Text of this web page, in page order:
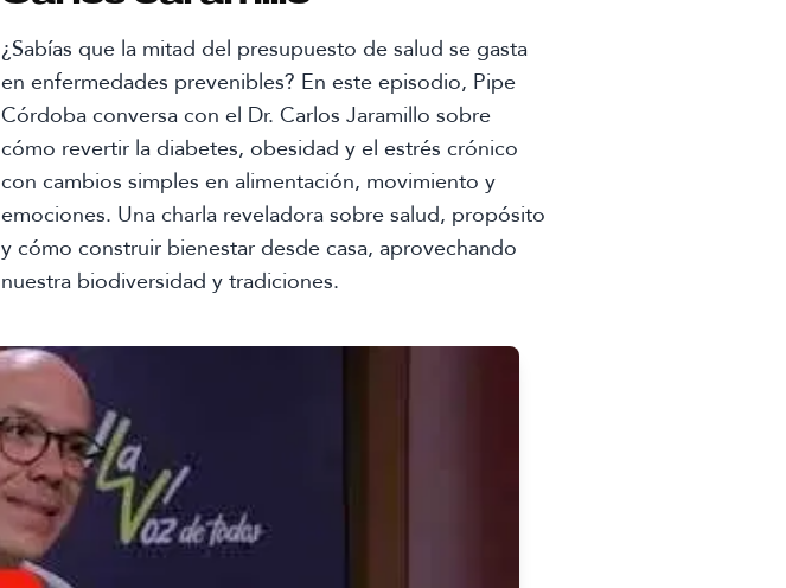
¿Sabías que la mitad del presupuesto de salud se gasta
en enfermedades prevenibles? En este episodio, Pipe
Córdoba conversa con el Dr. Carlos Jaramillo sobre
cómo revertir la diabetes, obesidad y el estrés crónico
con cambios simples en alimentación, movimiento y
emociones. Una charla reveladora sobre salud, propósito
y cómo construir bienestar desde casa, aprovechando
nuestra biodiversidad y tradiciones.